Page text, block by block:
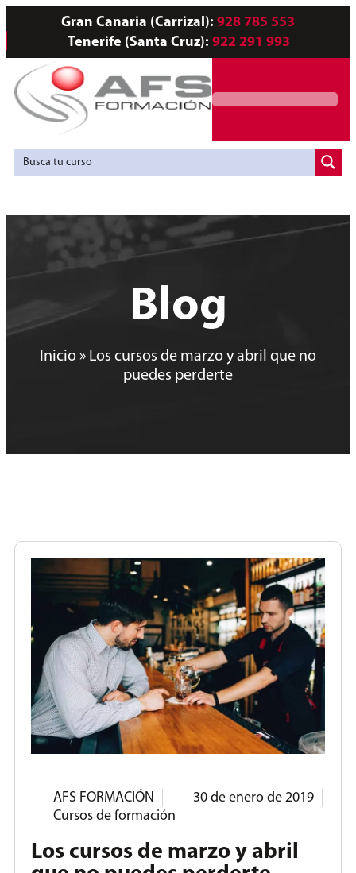
Gran Canaria (Carrizal): 928 785 553
Tenerife (Santa Cruz): 922 291 993
Blog
Inicio » Los cursos de marzo y abril que no
puedes perderte
AFS FORMACIÓN
30 de enero de 2019
Cursos de formación
Los cursos de marzo y abril